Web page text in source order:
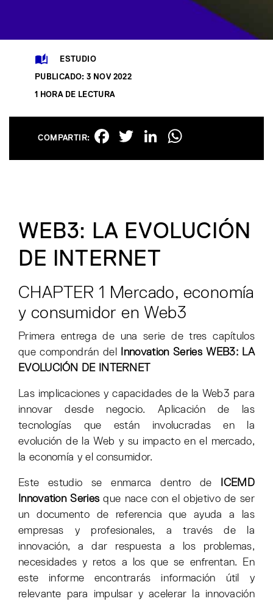
ESTUDIO
PUBLICADO: 3 NOV 2022
1 HORA DE LECTURA
COMPARTIR: Facebook
TwitterLinkedIn
WEB3: LA EVOLUCIÓN
DE INTERNET
CHAPTER 1 Mercado, economía
y consumidor en Web3
Primera entrega de una serie de tres capítulos
que compondrán del
Innovation Series WEB3: LA
EVOLUCIÓN DE INTERNET
Las implicaciones y capacidades de la Web3 para
innovar desde negocio. Aplicación de las
tecnologías que están involucradas en la
evolución de la Web y su impacto en el mercado,
la economía y el consumidor.
Este estudio se enmarca dentro de ICEMD
Innovation Series que nace con el objetivo de ser
un documento de referencia que ayuda a las
empresas y profesionales, a través de la
innovación, a dar respuesta a los problemas,
necesidades y retos a los que se enfrentan. En
este informe encontrarás información útil y
relevante para impulsar y acelerar la innovación